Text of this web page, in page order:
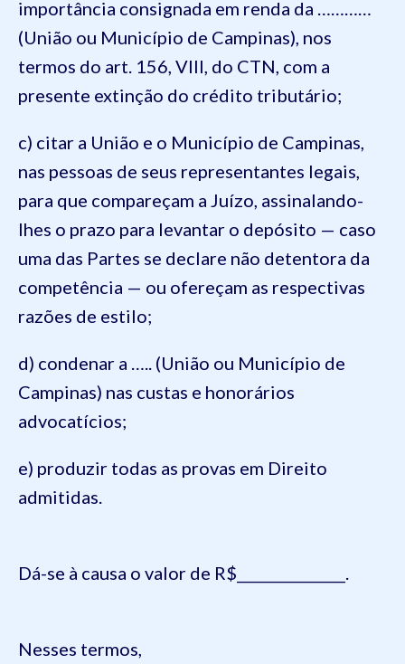
importância consignada em renda da …………
(União ou Município de Campinas), nos
termos do art. 156, VIII, do CTN, com a
presente extinção do crédito tributário;
c) citar a União e o Município de Campinas,
nas pessoas de seus representantes legais,
para que compareçam a Juízo, assinalando-
lhes o prazo para levantar o depósito — caso
uma das Partes se declare não detentora da
competência — ou ofereçam as respectivas
razões de estilo;
d) condenar a ….. (União ou Município de
Campinas) nas custas e honorários
advocatícios;
e) produzir todas as provas em Direito
admitidas.
Dá-se à causa o valor de R$_______________.
Nesses termos,